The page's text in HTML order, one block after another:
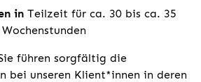
in Teilzeit für ca. 30 bis ca. 35
Wochenstunden
führen sorgfältig die
bei unseren Klient*innen in deren